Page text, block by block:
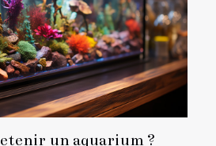
un aquarium ?